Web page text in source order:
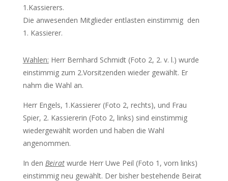
1.Kassierers.
Die anwesenden Mitglieder entlasten einstimmig den
1. Kassierer.
Wahlen: Herr Bernhard Schmidt (Foto 2, 2. v. l.) wurde
einstimmig zum 2.Vorsitzenden wieder gewählt. Er
nahm die Wahl an.
Herr Engels, 1.Kassierer (Foto 2, rechts), und Frau
Spier, 2. Kassiererin (Foto 2, links) sind einstimmig
wiedergewählt worden und haben die Wahl
angenommen.
In den Beiratwurde Herr Uwe Peil (Foto 1, vorn links)
einstimmig neu gewählt. Der bisher bestehende Beirat